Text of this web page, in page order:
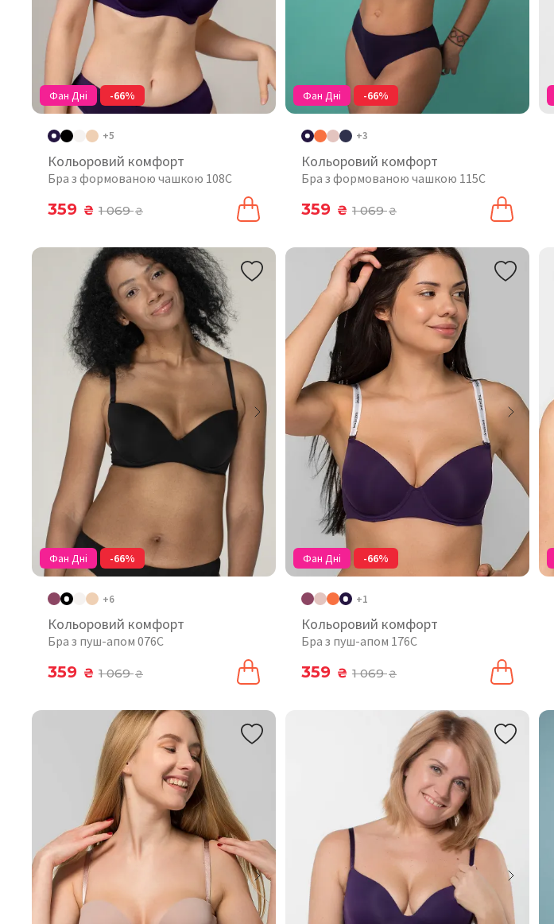
Фан Дні -66%
+5
Кольоровий комфорт
Бра з формованою чашкою 108C
359 ₴ 1 069₴
Фан Дні -66%
+3
Кольоровий комфорт
Бра з формованою чашкою 115C
359 ₴ 1 069₴
Фан Дні -66%
+6
Кольоровий комфорт
Бра з пуш-апом 076C
359 ₴ 1 069₴
Фан Дні -66%
+1
Кольоровий комфорт
Бра з пуш-апом 176C
359 ₴ 1 069₴